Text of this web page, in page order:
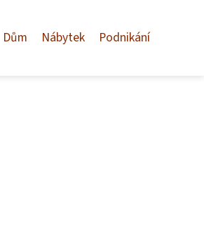
Dům Nábytek Podnikání